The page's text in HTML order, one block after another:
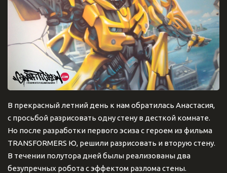
В прекрасный летний день к нам обратилась Анастасия,
с просьбой разрисовать одну стену в десткой комнате.
Но после разработки первого эсиза с героем из фильма
TRANSFORMERS Ю, решили разрисовать и вторую стену.
В течении полутора дней былы реализованы два
безупречных робота с эффектом разлома стены.